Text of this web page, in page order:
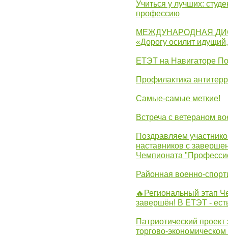
Учиться у лучших:
профессию
МЕЖДУНАРОДНАЯ
«Дорогу осилит
ЕТЭТ на Навигаторе
Профилактика
Самые-самые меткие!
Встреча с ветераном
Поздравляем
наставников с
Чемпионата
Районная военно-
🔥Региональный этап
завершён! В ЕТЭТ -
Патриотический
торгово-